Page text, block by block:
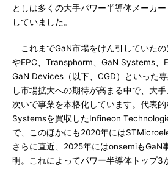
としは多くの大手パワー半導体メーカ
していました。
これまでGaN市場をけん引していた
やEPC、Transphorm、GaN Systems、
GaN Devices（以下、CGD）といった
し市場拡大への期待が高まる中で、大
次いで事業を本格化しています。代表
Systemsを買収したInfineon
で、このほかにも2020年には
さらに直近、2025年にはonsemiもGaN
明。これによってパワー半導体トップ3